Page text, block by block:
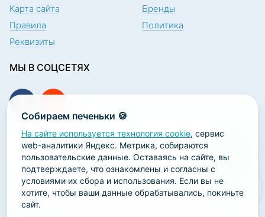
Собираем печеньки 🍪
На сайте используется технология cookie, сервис
web-аналитики Яндекс. Метрика, собираются
пользовательские данные. Оставаясь на сайте, вы
подтверждаете, что ознакомлены и согласны с
условиями их сбора и использования. Если вы не
хотите, чтобы ваши данные обрабатывались, покиньте
сайт.
Карта сайта
Бренды
Правила
Политика
Реквизиты
МЫ В СОЦСЕТЯХ
ПОДПИСКА НА НОВОСТИ
2026 ООО «Научно-производственная лаборатория